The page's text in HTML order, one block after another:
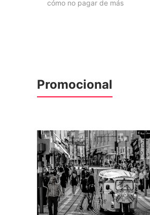
cómo no pagar de más
Promocional